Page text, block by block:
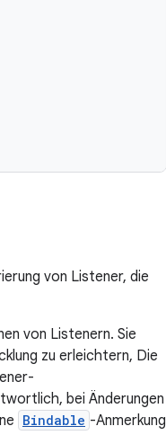
von Listener, die
von Listenern. Sie
zu erleichtern, Die
bei Änderungen
Bindable -Anmerkung